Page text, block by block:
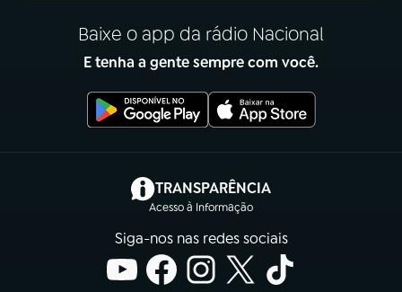
Baixe o app da rádio Nacional
E tenha a gente sempre com você.
TRANSPARÊNCIA
Acesso à Informação
(abre em nova aba)
Siga-nos nas redes sociais